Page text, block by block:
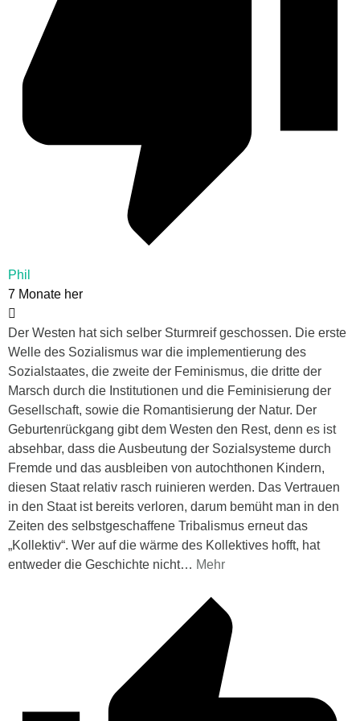
Phil
7 Monate her
Der Westen hat sich selber Sturmreif geschossen. Die erste
Welle des Sozialismus war die implementierung des
Sozialstaates, die zweite der Feminismus, die dritte der
Marsch durch die Institutionen und die Feminisierung der
Gesellschaft, sowie die Romantisierung der Natur. Der
Geburtenrückgang gibt dem Westen den Rest, denn es ist
absehbar, dass die Ausbeutung der Sozialsysteme durch
Fremde und das ausbleiben von autochthonen Kindern,
diesen Staat relativ rasch ruinieren werden. Das Vertrauen
in den Staat ist bereits verloren, darum bemüht man in den
Zeiten des selbstgeschaffene Tribalismus erneut das
„Kollektiv“. Wer auf die wärme des Kollektives hofft, hat
entweder die Geschichte nicht… Mehr